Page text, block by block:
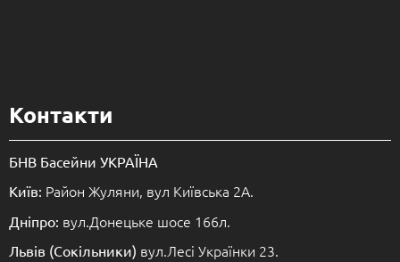
Контакти
БНВ Басейни УКРАЇНА
Київ: Район Жуляни, вул Київська 2А.
Дніпро: вул.Донецьке шосе 166л.
Львів (Сокільники) вул.Лесі Українки 23.